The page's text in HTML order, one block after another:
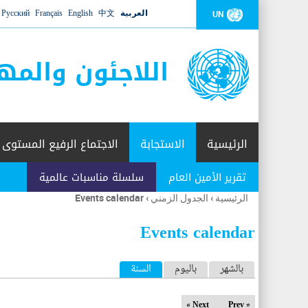
UN العربية 中文
English
Français
Русский
اللاجئون
الرئيسية الاستجابة
تقرير الأمين العام سلسلة مناسبات عالمية
الاجتماع الرفيع المستوى
أنت
هنا
الرئيسية › الجدول الزمني ›
Events calendar
Events calendar
ا
ل
بالشهر باليوم السنة (علامة التبويب النشطة)